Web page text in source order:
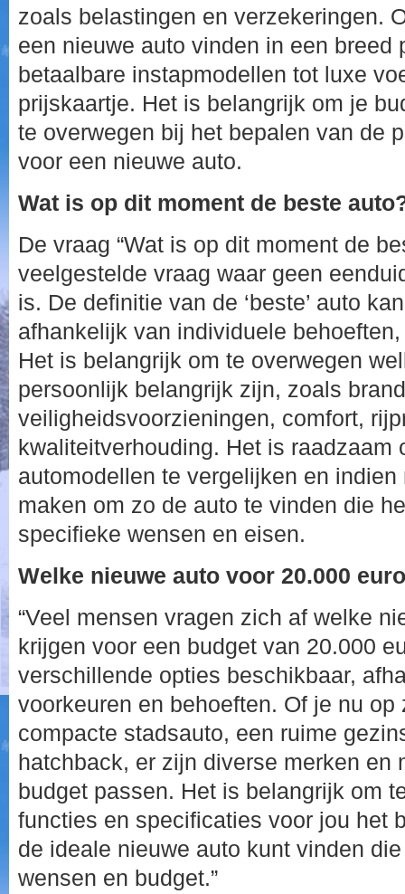
zoals belastingen en verzekeringen.
een nieuwe auto vinden in een breed
betaalbare instapmodellen tot luxe
prijskaartje. Het is belangrijk om je
te overwegen bij het bepalen van de
voor een nieuwe auto.
Wat is op dit moment de beste
De vraag “Wat is op dit moment de
veelgestelde vraag waar geen
is. De definitie van de ‘beste’ auto
afhankelijk van individuele
Het is belangrijk om te overwegen
persoonlijk belangrijk zijn, zoals
veiligheidsvoorzieningen, comfort,
kwaliteitverhouding. Het is raadzaam
automodellen te vergelijken en
maken om zo de auto te vinden die
specifieke wensen en eisen.
Welke nieuwe auto voor 20.000
“Veel mensen vragen zich af welke
krijgen voor een budget van 20.000
verschillende opties beschikbaar,
voorkeuren en behoeften. Of je nu op
compacte stadsauto, een ruime
hatchback, er zijn diverse merken en
budget passen. Het is belangrijk om
functies en specificaties voor jou het
de ideale nieuwe auto kunt vinden
wensen en budget.”